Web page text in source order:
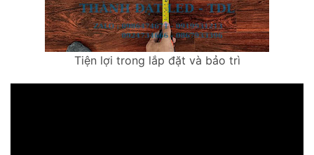
Tiện lợi trong lắp đặt và bảo trì